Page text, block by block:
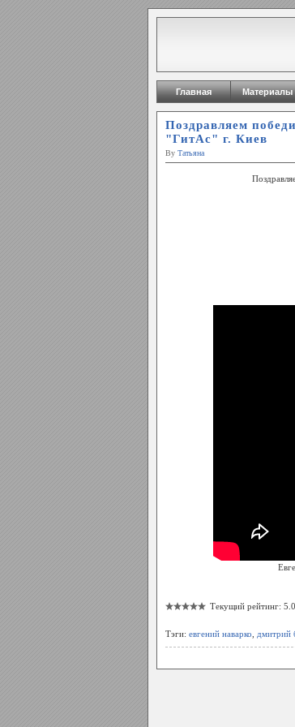
Главная Материалы
Поздравляем
"ГитАс" г. Киев
By Татьяна
Текущий рейтинг:
Тэги: евгений наварко дмитрий